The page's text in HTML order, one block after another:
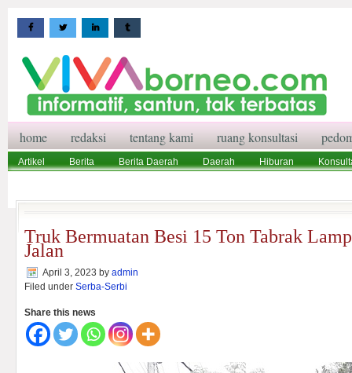
home redaksi tentang kami ruang konsultasi
Artikel Berita Berita Daerah Daerah Hiburan
Truk Bermuatan Besi 15 Ton Tabrak
Jalan
April 3, 2023 by admin
Filed under Serba-Serbi
Share this news